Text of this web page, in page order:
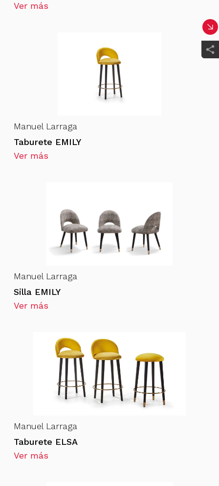
Ver más
Manuel Larraga
Taburete EMILY
Ver más
Manuel Larraga
Silla EMILY
Ver más
Manuel Larraga
Taburete ELSA
Ver más